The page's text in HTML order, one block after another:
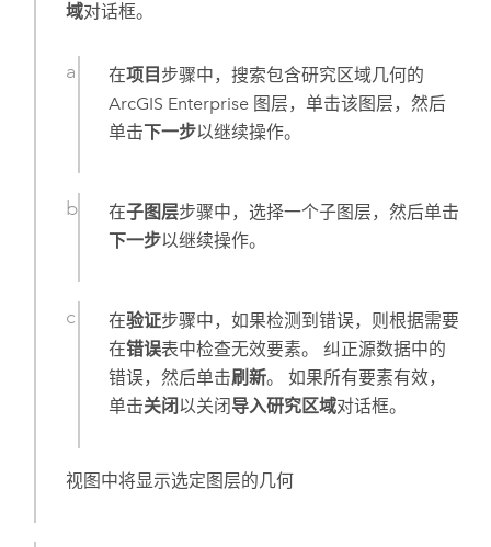
域对话框。
在项目 步骤中，搜索包含研究区域几何的
ArcGIS Enterprise 图层，单击该图层，然后
单击下一步以继续操作。
在子图层步骤中，选择一个子图层，然后单击
下一步以继续操作。
在验证步骤中，如果检测到错误，则根据需要
在错误表中检查无效要素。 纠正源数据中的
错误，然后单击刷新。 如果所有要素有效，
单击关闭以关闭导入研究区域对话框。
视图中将显示选定图层的几何